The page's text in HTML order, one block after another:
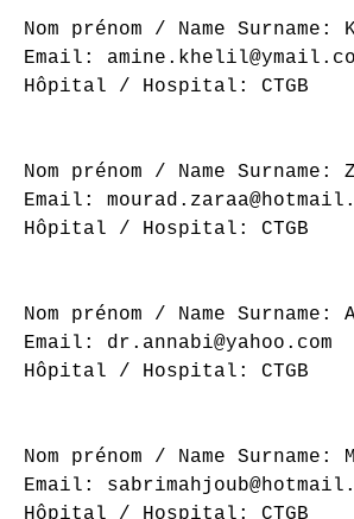
Nom prénom / Name Surname:
Email:
Hôpital / Hospital: CTGB
Nom prénom / Name Surname:
Email:
Hôpital / Hospital: CTGB
Nom prénom / Name Surname:
Email: dr.annabi@yahoo.com
Hôpital / Hospital: CTGB
Nom prénom / Name Surname:
Email:
Hôpital / Hospital: CTGB